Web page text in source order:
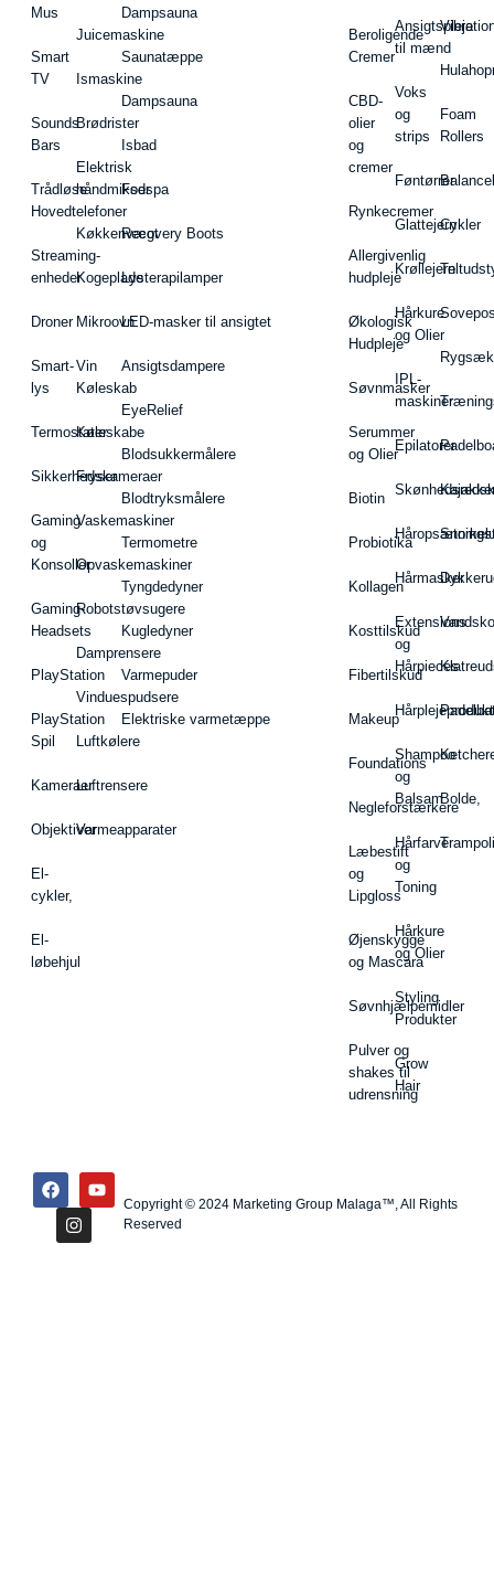
Mus
Smart
TV
Sounds
Bars
Trådløse
Hovedtelefoner
Streaming-
enheder
Droner
Smart-
lys
Termostater
Sikkerhedskameraer
Gaming
og
Konsoller
Gaming-
Headsets
PlayStation
PlayStation
Spil
Kameraer
Objektiver
El-
cykler,
El-
løbehjul
Juicemaskine
Ismaskine
Brødrister
Elektrisk
håndmikser
Køkkenvægt
Kogeplade
Mikroovn
Vin
Køleskab
Køleskabe
Fryser
Vaskemaskiner
Opvaskemaskiner
Robotstøvsugere
Damprensere
Vinduespudsere
Luftkølere
Luftrensere
Varmeapparater
Dampsauna
Saunatæppe
Dampsauna
Isbad
Fodspa
Recovery Boots
Lysterapilamper
LED-masker til ansigtet
Ansigtsdampere
EyeRelief
Blodsukkermålere
Blodtryksmålere
Termometre
Tyngdedyner
Kugledyner
Varmepuder
Elektriske varmetæppe
Beroligende
Cremer
CBD-
olier
og
cremer
Rynkecremer
Allergivenlig
hudpleje
Økologisk
Hudpleje
Søvnmasker
Serummer
og Olier
Biotin
Probiotika
Kollagen
Kosttilskud
Fibertilskud
Makeup
Foundations
Negleforstærkere
Læbestift
og
Lipgloss
Øjenskygge
og Mascara
Søvnhjælpemidler
Pulver og
shakes til
udrensning
Ansigtspleje
til mænd
Voks
og
strips
Føntørrer
Glattejern
Krøllejern
Hårkure
og Olier
IPL-
maskiner
Epilatorer
Hårmasker
Extensions
og
Hårpieces
Shampoo
og
Balsam
Hårfarve
og
Toning
Hårkure
og Olier
Styling
Produkter
Grow
Hair
Foam
Rollers
Cykler
Vandsko
Bolde,
Copyright © 2024 Marketing Group Malaga™, All Rights
Reserved